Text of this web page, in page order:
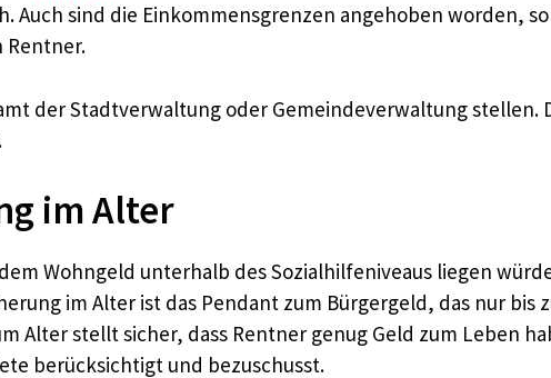
Auch sind die Einkommensgrenzen angehoben worden,
Rentner.
der Stadtverwaltung oder Gemeindeverwaltung stellen.
im Alter
Wohngeld unterhalb des Sozialhilfeniveaus liegen
im Alter ist das Pendant zum Bürgergeld, das nur bis
stellt sicher, dass Rentner genug Geld zum Leben
berücksichtigt und bezuschusst.